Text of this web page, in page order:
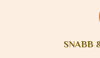
SNABB